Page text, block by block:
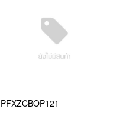
PFXZCBOP121